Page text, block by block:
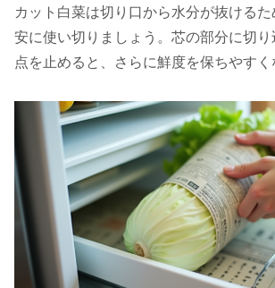
カット白菜は切り口から水分が抜けるた
安に使い切りましょう。芯の部分に切
点を止めると、さらに鮮度を保ちやすく